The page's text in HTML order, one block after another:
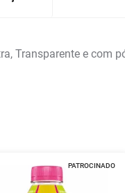
Transparente e com
PATROCINADO